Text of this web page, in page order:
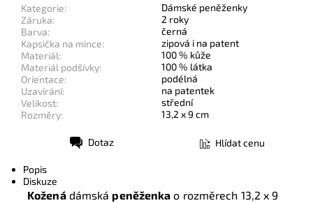
Kategorie:
Dámské peněženky
Záruka:
2 roky
Barva:
černá
Kapsička na mince:
zipová i na patent
Materiál:
100 % kůže
Materiál podšívky:
100 % látka
Orientace:
podélná
Uzavírání:
na patentek
Velikost:
střední
Rozměry:
13,2 x 9 cm
Dotaz Hlídat cenu
Popis
Diskuze
Koženádámská peněženka o rozměrech 13,2 x 9